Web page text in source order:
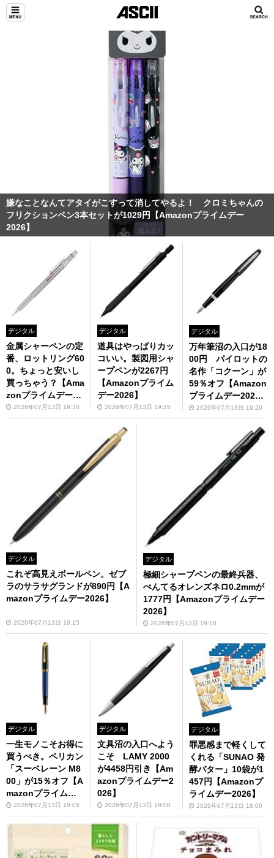
嫌なことなんてアタイがこすって消してやるよ！ クロミちゃんの
フリクションペン3本セットが1029円【Amazonプライムデー
2026】
デジタル
金属シャーペンの定
番、ロットリング60
0。ちょっと安いし
買っちゃう？【Ama
zonプライムデー20
26】
2026年07月13日 19:30
デジタル
道具はやっぱりカッ
コいい。製図用シャ
ープペンが2267円
【Amazonプライム
デー2026】
2026年07月13日 19:25
デジタル
万年筆沼の入口が18
00円 パイロットの
名作「コクーン」が
59％オフ【Amazon
プライムデー202
6】2026年07月13日 19:20
デジタル
これぞ高見えボールペン。ゼブ
ラのサラサグランドが890円【A
mazonプライムデー2026】
2026年07月13日 19:15
デジタル
極細シャープペンの最終兵器、
ぺんてるオレンズネロ0.2mmが
1777円【Amazonプライムデー
2026】
2026年07月13日 19:10
デジタル
一生モノこそお得に
買うべき。ペリカン
「スーベレーン M8
00」が15％オフ【A
mazonプライムデ
ー2026】
2026年07月13日 19:05
デジタル
文具沼の入口へよう
こそ LAMY 2000
が4458円引き【Am
azonプライムデー2
026】
2026年07月13日 19:00
デジタル
罪悪感まで軽くして
くれる「SUNAO 発
酵バター」10袋が1
457円【Amazonプ
ライムデー2026】
2026年07月13日 18:00